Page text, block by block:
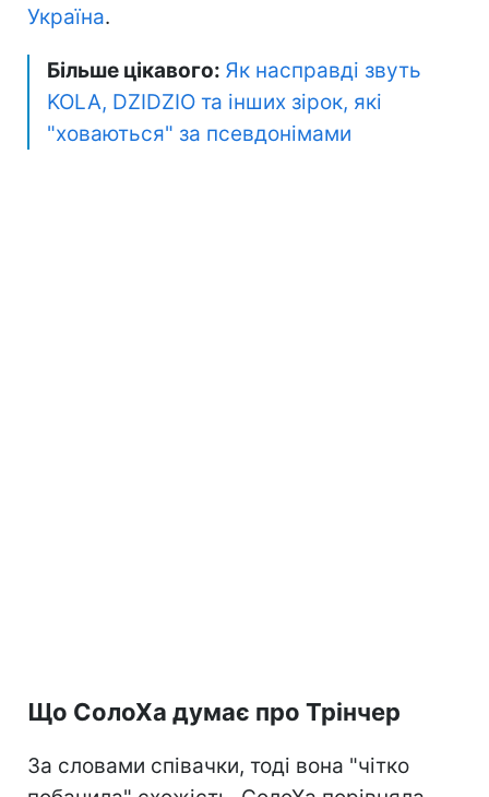
Україна.
Більше цікавого: Як насправді звуть
KOLA, DZIDZIO та інших зірок, які
"ховаються" за псевдонімами
Що СолоХа думає про Трінчер
За словами співачки, тоді вона "чітко